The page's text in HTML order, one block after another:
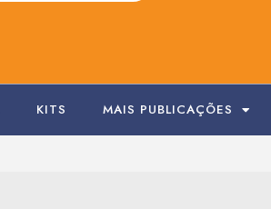
KITS MAIS PUBLICAÇÕES